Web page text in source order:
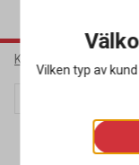
Kök & Servering
Vilken typ av